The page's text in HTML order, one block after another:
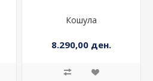
Кошула
8.290,00 ден.